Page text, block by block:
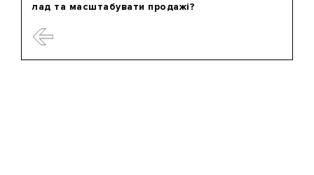
лад та масштабувати продажі?